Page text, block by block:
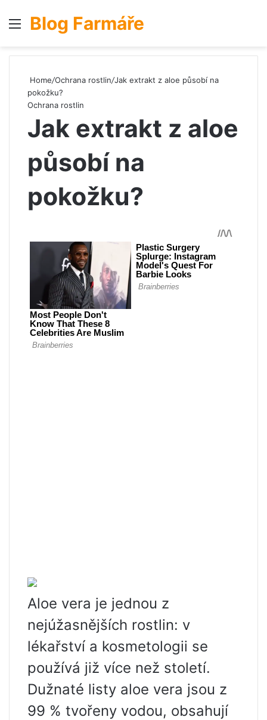
Menu
Blog Farmáře
Home/Ochrana rostlin/Jak extrakt z aloe působí na
pokožku?
Ochrana rostlin
Jak extrakt z aloe
působí na
pokožku?
Aloe vera je jednou z
nejúžasnějších rostlin: v
lékařství a kosmetologii se
používá již více než století.
Dužnaté listy aloe vera jsou z
99 % tvořeny vodou, obsahují